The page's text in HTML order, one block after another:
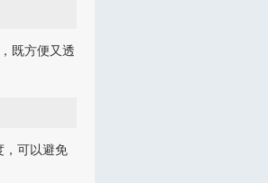
既方便又透
，可以避免